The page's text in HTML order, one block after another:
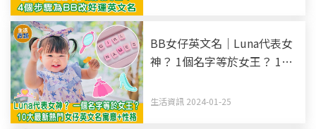
BB女仔英文名｜Luna代表女
神？ 1個名字等於女王？ 10
+性格
生活資訊 2024-01-25